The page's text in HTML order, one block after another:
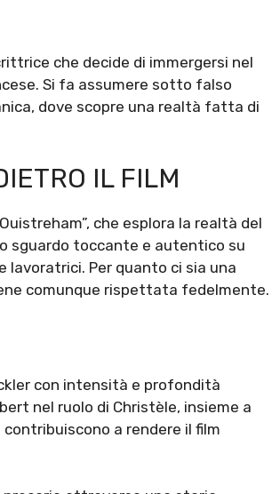
che decide di immergersi nel
Si fa assumere sotto falso
dove scopre una realtà fatta di
IL FILM
che esplora la realtà del
sguardo toccante e autentico su
Per quanto ci sia una
comunque rispettata fedelmente.
con intensità e profondità
nel ruolo di Christèle, insieme a
a rendere il film